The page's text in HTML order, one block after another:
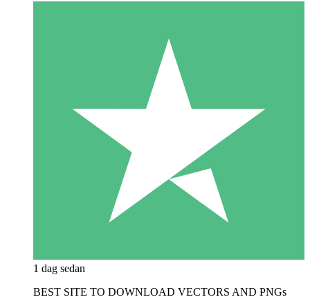
1 dag sedan
BEST SITE TO DOWNLOAD VECTORS AND PNGs